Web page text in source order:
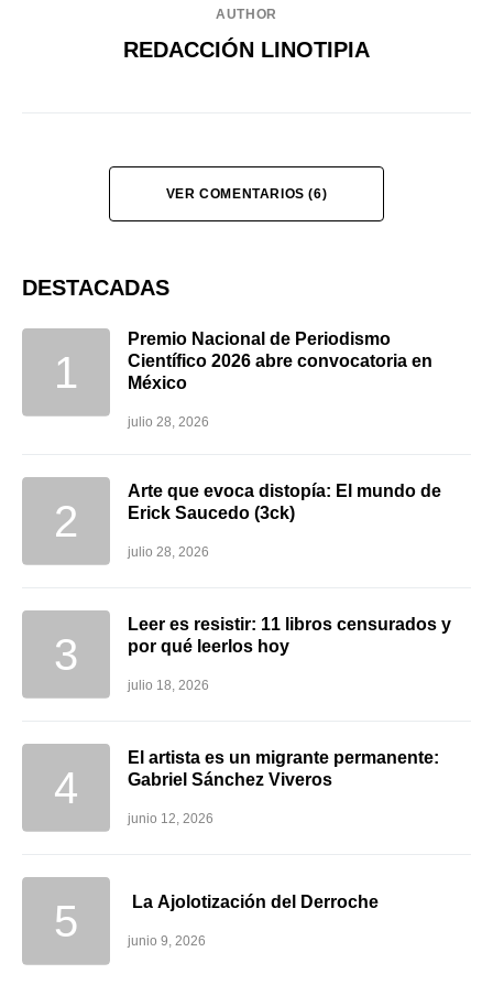
AUTHOR
REDACCIÓN LINOTIPIA
VER COMENTARIOS (6)
DESTACADAS
Premio Nacional de Periodismo
Científico 2026 abre convocatoria en
México
julio 28, 2026
Arte que evoca distopía: El mundo de
Erick Saucedo (3ck)
julio 28, 2026
Leer es resistir: 11 libros censurados y
por qué leerlos hoy
julio 18, 2026
El artista es un migrante permanente:
Gabriel Sánchez Viveros
junio 12, 2026
La Ajolotización del Derroche
junio 9, 2026